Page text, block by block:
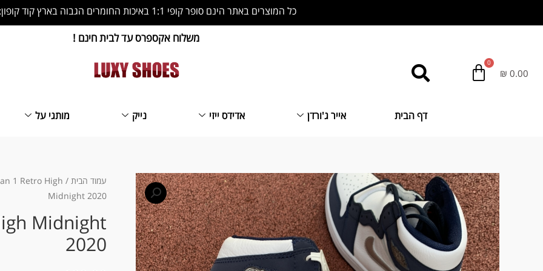
לתוכן
כל המוצרים באתר הינם סופר קופי 1:1 באיכות החומרים הגבוה בארץ קוד קופון: LS10
משלוח אקספרס עד לבית חינם !
₪ 0.00
דף הבית אייר ג'ורדן אדידס ייזי נייק מותגי על
עמוד הבית /
1 Retro High
Midnight 2020
Midnight
2020
כמות
של
Nike
Air
Jordan